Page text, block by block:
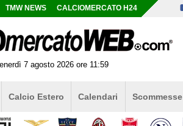
TMW NEWS CALCIOMERCATO H24
7 agosto 2026 ore 11:59
Calcio Estero Calendari Scommesse